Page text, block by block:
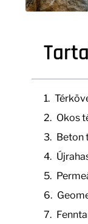
Okos
Beton